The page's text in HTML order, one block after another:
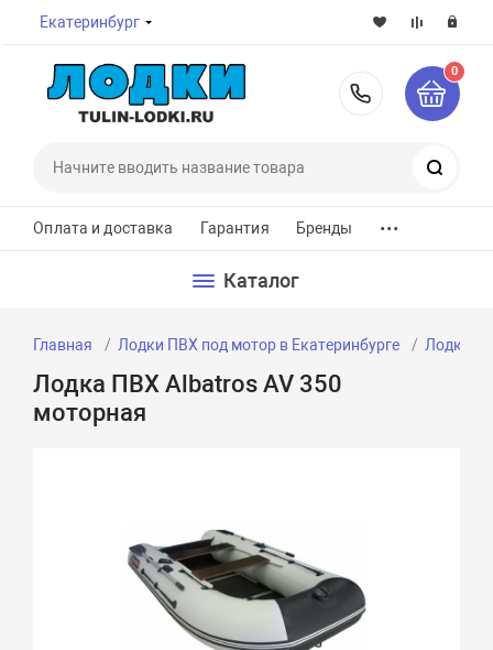
Екатеринбург
8-800-
0
Оплата и доставка Гарантия Бренды ...
Каталог
Главная Лодки ПВХ под мотор в Екатеринбурге Лодки
Лодка ПВХ Albatros AV 350
моторная